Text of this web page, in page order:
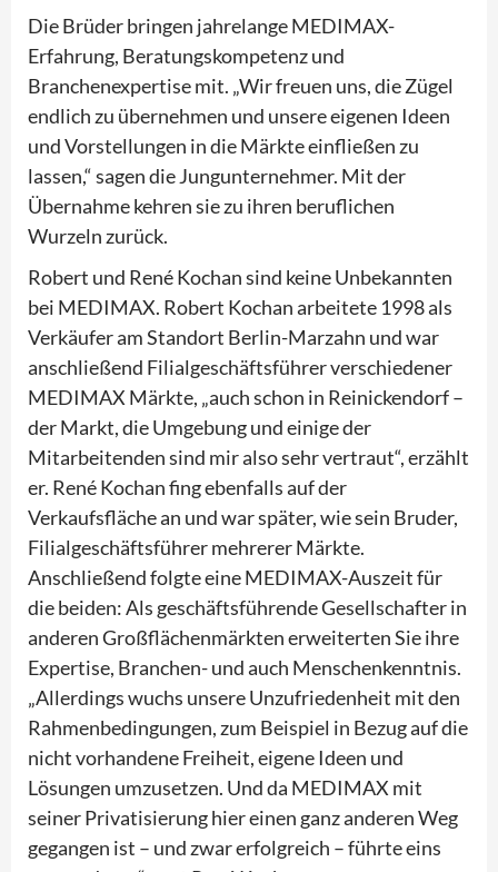
Die Brüder bringen jahrelange MEDIMAX-
Erfahrung, Beratungskompetenz und
Branchenexpertise mit. „Wir freuen uns, die Zügel
endlich zu übernehmen und unsere eigenen Ideen
und Vorstellungen in die Märkte einfließen zu
lassen,“ sagen die Jungunternehmer. Mit der
Übernahme kehren sie zu ihren beruflichen
Wurzeln zurück.
Robert und René Kochan sind keine Unbekannten
bei MEDIMAX. Robert Kochan arbeitete 1998 als
Verkäufer am Standort Berlin-Marzahn und war
anschließend Filialgeschäftsführer verschiedener
MEDIMAX Märkte, „auch schon in Reinickendorf –
der Markt, die Umgebung und einige der
Mitarbeitenden sind mir also sehr vertraut“, erzählt
er. René Kochan fing ebenfalls auf der
Verkaufsfläche an und war später, wie sein Bruder,
Filialgeschäftsführer mehrerer Märkte.
Anschließend folgte eine MEDIMAX-Auszeit für
die beiden: Als geschäftsführende Gesellschafter in
anderen Großflächenmärkten erweiterten Sie ihre
Expertise, Branchen- und auch Menschenkenntnis.
„Allerdings wuchs unsere Unzufriedenheit mit den
Rahmenbedingungen, zum Beispiel in Bezug auf die
nicht vorhandene Freiheit, eigene Ideen und
Lösungen umzusetzen. Und da MEDIMAX mit
seiner Privatisierung hier einen ganz anderen Weg
gegangen ist – und zwar erfolgreich – führte eins